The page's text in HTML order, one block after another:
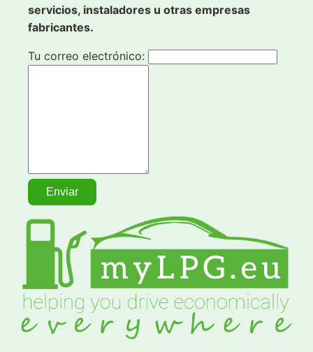
servicios, instaladores u otras empresas
fabricantes.
Tu correo electrónico: